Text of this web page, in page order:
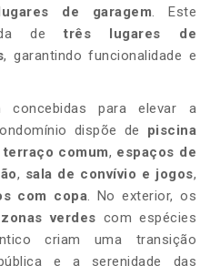
de garagem. Este
detrês lugares de
, garantindo funcionalidade e
concebidas para elevar a
dispõe de piscina
terraço comum, espaços de
, sala de convívio e jogos,
com copa. No exterior, os
zonas verdes com espécies
criam uma transição
e a serenidade das